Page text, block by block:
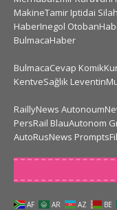
MakineTamir Iptidai
HaberInegol
BulmacaHaber
BulmacaCevap
KentveSağlık
RaillyNews
PersRail BlauAutonom
AutoRusNews
AF AR AZ BE